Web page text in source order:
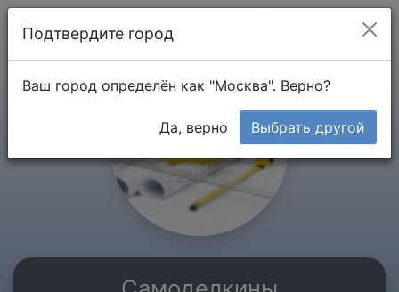
Подтвердите город
Ваш город определён как "Москва". Верно?
Да, верно Выбрать другой